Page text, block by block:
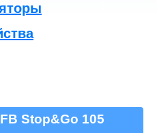
Stop&Go 105